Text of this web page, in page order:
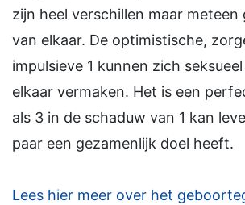
zijn heel verschillen maar meteen
van elkaar. De optimistische,
impulsieve 1 kunnen zich
elkaar vermaken. Het is een
als 3 in de schaduw van 1 kan
paar een gezamenlijk doel heeft.
Lees hier meer over het